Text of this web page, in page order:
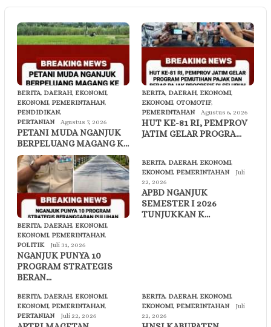
BERITA, DAERAH, EKONOMI,
EKONOMI, PEMERINTAHAN,
PENDIDIKAN,
PERTANIAN
Agustus 7, 2026
PETANI MUDA NGANJUK
BERPELUANG MAGANG K…
BERITA, DAERAH, EKONOMI,
EKONOMI, OTOMOTIF,
PEMERINTAHAN
Agustus 6, 2026
HUT KE-81 RI, PEMPROV
JATIM GELAR PROGRA…
BERITA, DAERAH, EKONOMI,
EKONOMI, PEMERINTAHAN,
POLITIK
Juli 31, 2026
NGANJUK PUNYA 10
PROGRAM STRATEGIS
BERAN…
BERITA, DAERAH, EKONOMI,
EKONOMI, PEMERINTAHAN
Juli
22, 2026
APBD NGANJUK
SEMESTER I 2026
TUNJUKKAN K…
BERITA, DAERAH, EKONOMI,
EKONOMI, PEMERINTAHAN,
PERTANIAN
Juli 22, 2026
BERITA, DAERAH, EKONOMI,
EKONOMI, PEMERINTAHAN
Juli
22, 2026